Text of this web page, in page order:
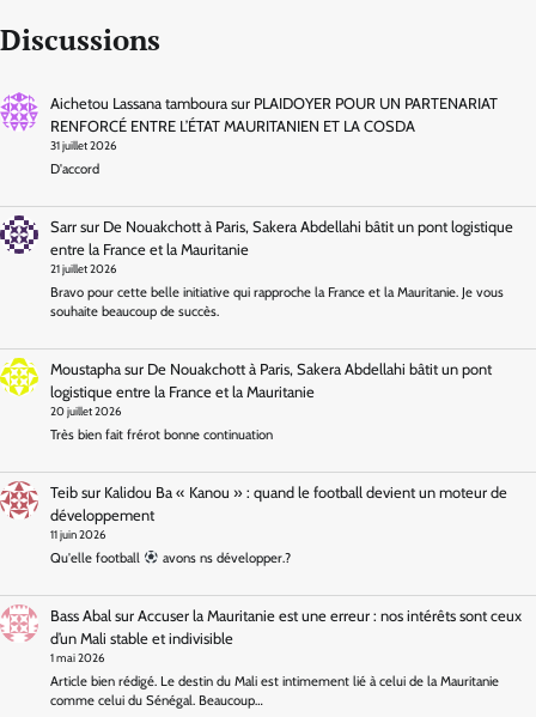
Discussions
Aichetou Lassana tambourasur PLAIDOYER POUR UN PARTENARIAT
RENFORCÉ ENTRE L’ÉTAT MAURITANIEN ET LA COSDA
31 juillet 2026
D'accord
Sarrsur De Nouakchott à Paris, Sakera Abdellahi bâtit un pont logistique
entre la France et la Mauritanie
21 juillet 2026
Bravo pour cette belle initiative qui rapproche la France et la Mauritanie. Je vous
souhaite beaucoup de succès.
Moustaphasur De Nouakchott à Paris, Sakera Abdellahi bâtit un pont
logistique entre la France et la Mauritanie
20 juillet 2026
Très bien fait frérot bonne continuation
Teibsur Kalidou Ba « Kanou » : quand le football devient un moteur de
développement
11 juin 2026
Qu'elle football avons ns développer.?
Bass Abal sur Accuser la Mauritanie est une erreur : nos intérêts sont ceux
d’un Mali stable et indivisible
1 mai 2026
Article bien rédigé. Le destin du Mali est intimement lié à celui de la Mauritanie
comme celui du Sénégal. Beaucoup…